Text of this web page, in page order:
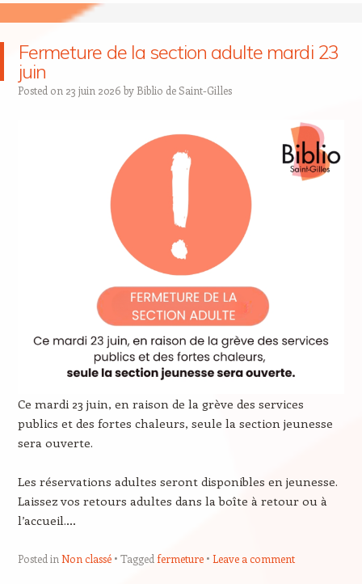
Fermeture de la section adulte mardi 23
juin
Posted on 23 juin 2026 by Biblio de Saint-Gilles
Ce mardi 23 juin, en raison de la grève des services
publics et des fortes chaleurs, seule la section jeunesse
sera ouverte.
Les réservations adultes seront disponibles en jeunesse.
Laissez vos retours adultes dans la boîte à retour ou à
l’accueil.…
Posted in Non classé Tagged fermeture Leave a comment